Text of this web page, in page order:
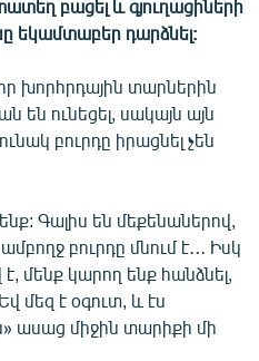
բացել և գյուղացիների
եկամտաբեր դարձնել:
խորհրդային տարներին
են ունեցել, սակայն այն
բուրդը իրացնել չեն
Գալիս են մեքենաներով,
բուրդը մնում է․․․ Իսկ
մենք կարող ենք հանձնել,
մեզ է օգուտ, և էս
ասաց միջին տարիքի մի